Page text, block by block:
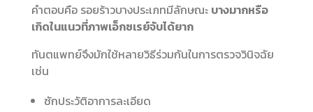
คำตอบคือ รอยร้าวบางประเภทมีลักษณะ บางมากหรือ
เกิดในแนวที่ภาพเอ็กซเรย์จับได้ยาก
ทันตแพทย์จึงมักใช้หลายวิธีร่วมกันในการตรวจวินิจฉัย
เช่น
ซักประวัติอาการละเอียด